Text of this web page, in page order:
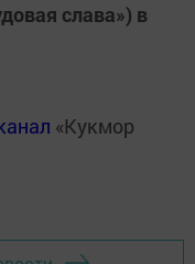
слава») в
«Кукмор